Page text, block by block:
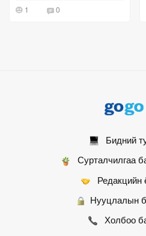
1 0
Бидний
Сурталчилгаа
Редакцийн
Нууцлалын
Холбоо